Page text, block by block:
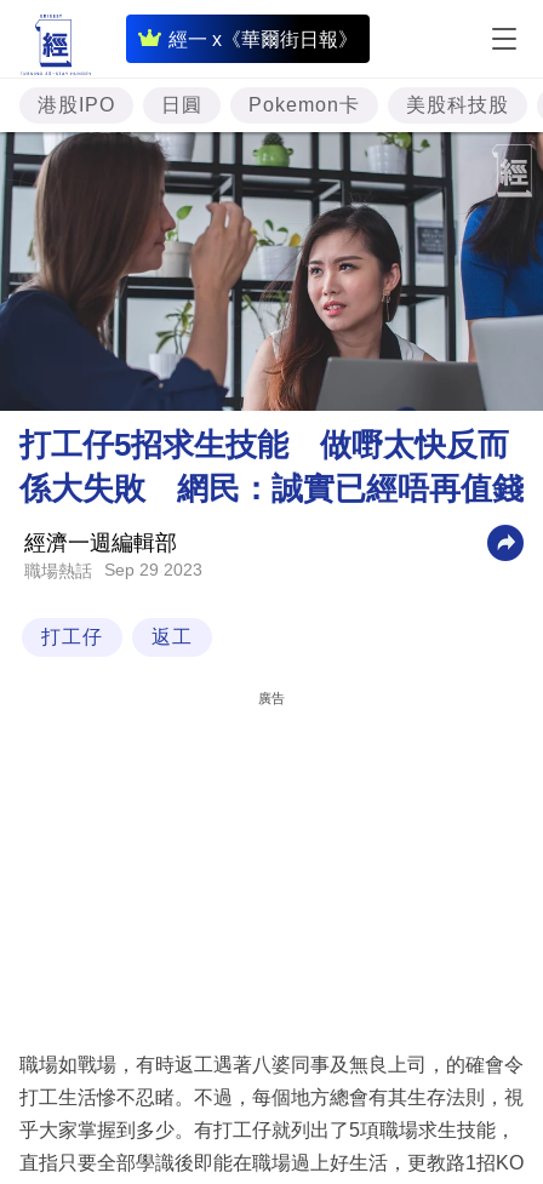
經一 x《華爾街日報》
即
時
財
經
專
題
投
資
樓
市
理
財
業
科
區
港股IPO 日圓 Pokemon卡 美股科技股
打工仔5招求生技能 做嘢太快反而
係大失敗 網民：誠實已經唔再值錢
經濟一週編輯部
職場熱話 Sep 29 2023
打工仔 返工
廣告
職場如戰場，有時返工遇著八婆同事及無良上司，的確會令
打工生活慘不忍睹。不過，每個地方總會有其生存法則，視
乎大家掌握到多少。有打工仔就列出了5項職場求生技能，
直指只要全部學識後即能在職場過上好生活，更教路1招KO